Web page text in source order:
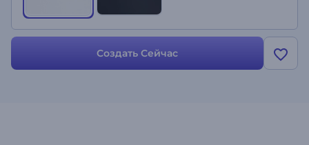
Создать Сейчас